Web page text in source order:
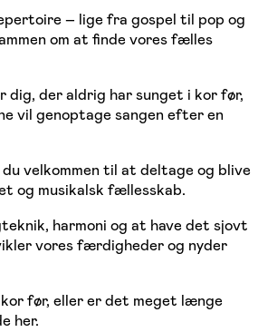
– lige fra gospel til pop og
om at finde vores fælles
der aldrig har sunget i kor før,
vil genoptage sangen efter en
velkommen til at deltage og blive
og musikalsk fællesskab.
harmoni og at have det sjovt
vores færdigheder og nyder
før, eller er det meget længe
her.